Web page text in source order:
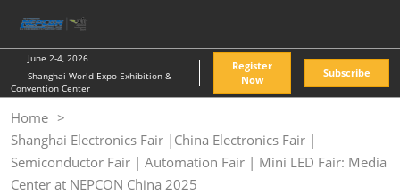
to
content
June 2-4, 2026
Shanghai World Expo Exhibition &
Convention Center
Register
Now
Subscribe
Home
Shanghai Electronics Fair |China Electronics Fair |
Semiconductor Fair | Automation Fair | Mini LED Fair: Media
Center at NEPCON China 2025